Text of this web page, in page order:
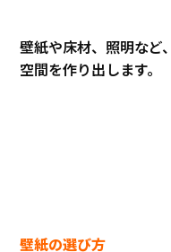
壁紙や床材、照明など
空間を作り出します。
壁紙の選び方